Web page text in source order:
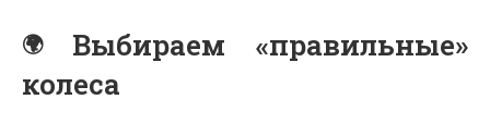
Выбираем «правильные»
колеса